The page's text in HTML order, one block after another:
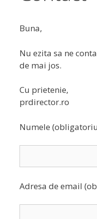
Buna,
Nu ezita sa ne
de mai jos.
Cu prietenie,
prdirector.ro
Numele
Adresa de email